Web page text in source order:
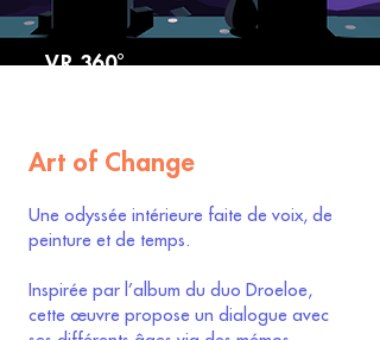
VR 360°
Art of Change
Une odyssée intérieure faite de voix, de
peinture et de temps.
Inspirée par l’album du duo Droeloe,
cette œuvre propose un dialogue avec